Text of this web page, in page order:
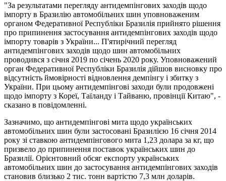
"За результатами перегляду антидемпінгових заходів щодо
імпорту в Бразилію автомобільних шин уповноваженим
органом Федеративної Республіки Бразилія прийнято рішення
про припинення застосування антидемпінгових заходів щодо
імпорту товарів з України... П'ятирічний перегляд
антидемпінгових заходів щодо шин автомобільних
проводився з січня 2019 по січень 2020 року. Уповноважений
орган Федеративної Республіки Бразилія дійшов висновку про
відсутність ймовірності відновлення демпінгу і збитку з
України. При цьому антидемпінгові заходи були продовжені
щодо імпорту з Кореї, Таїланду і Тайваню, провінції Китаю", -
сказано в повідомленні.
Зазначимо, що антидемпінгові мита щодо українських
автомобільних шин були застосовані Бразилією 16 січня 2014
року зі ставкою антидемпінгового мита 1,23 долара за кг, що
призвело до припинення поставок українських шин до
Бразилії. Орієнтовний обсяг експорту українських
автомобільних шин до застосування антидемпінгових заходів
становив близько 2 тис. тонн вартістю 7,3 млн доларів.